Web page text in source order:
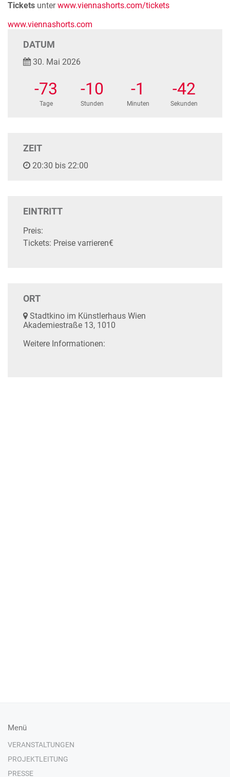
Tickets unterwww.viennashorts.com/tickets
www.viennashorts.com
DATUM
30. Mai 2026
-73
Tage
-10
Stunden
-1
Minuten
-42
Sekunden
ZEIT
20:30 bis 22:00
EINTRITT
Preis:
Tickets: Preise varrieren€
ORT
Stadtkino im Künstlerhaus Wien
Akademiestraße 13, 1010
Weitere Informationen:
Menü
VERANSTALTUNGEN
PROJEKTLEITUNG
PRESSE